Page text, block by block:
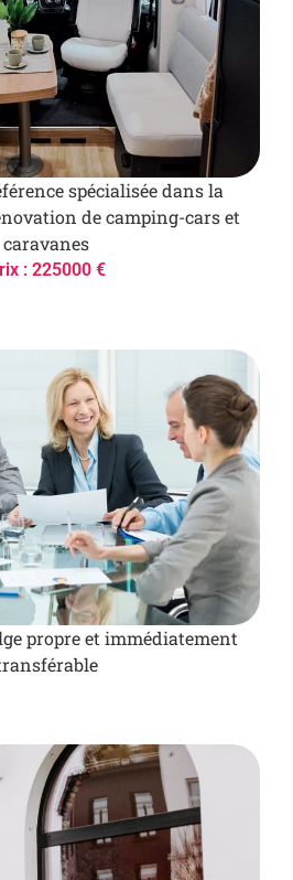
spécialisée dans la
de camping-cars et
caravanes
: 225000 €
propre et immédiatement